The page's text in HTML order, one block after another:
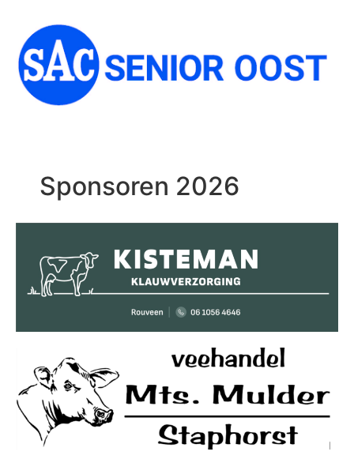
Sponsoren 2026